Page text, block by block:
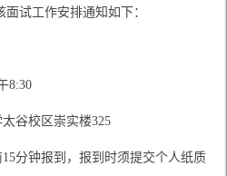
试工作安排通知如下：
8:30
谷校区崇实楼325
15分钟报到，报到时须提交个人纸质